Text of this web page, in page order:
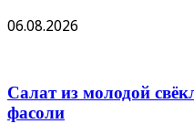
06.08.2026
Салат из молодой
фасоли